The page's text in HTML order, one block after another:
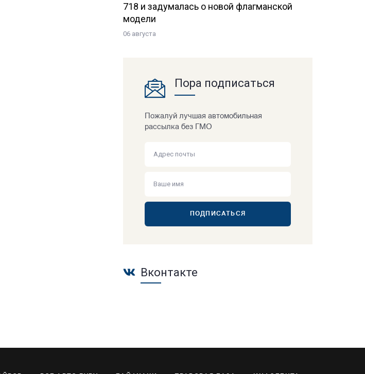
718 и задумалась о новой флагманской
модели
06 августа
Пора подписаться
Пожалуй лучшая автомобильная
рассылка без ГМО
ПОДПИСАТЬСЯ
Вконтакте